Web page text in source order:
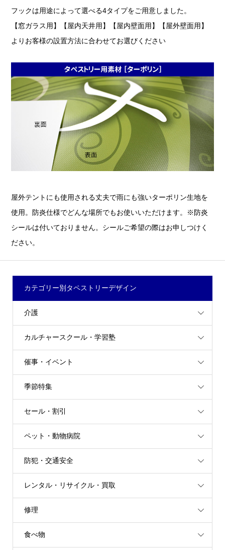
フックは用途によって選べる4タイプをご用意しました。
【窓ガラス用】【屋内天井用】【屋内壁面用】【屋外壁面用】
よりお客様の設置方法に合わせてお選びください
屋外テントにも使用される丈夫で雨にも強いターポリン生地を
使用。防炎仕様でどんな場所でもお使いいただけます。※防炎
シールは付いておりません。シールご希望の際はお申しつけく
ださい。
カテゴリー別タペストリーデザイン
介護
カルチャースクール・学習塾
催事・イベント
季節特集
セール・割引
ペット・動物病院
防犯・交通安全
レンタル・リサイクル・買取
修理
食べ物